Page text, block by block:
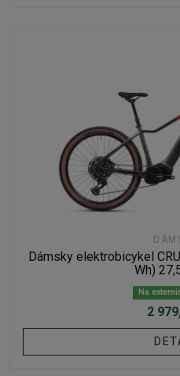
Dámsky elektrobicykel
Wh)
Na
2